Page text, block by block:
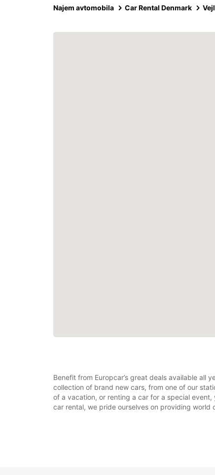
Najem avtomobila Car Rental Denmark
Benefit from Europcar’s great deals available all
collection of brand new cars, from one of our
of a vacation, or renting a car for a special
car rental, we pride ourselves on providing